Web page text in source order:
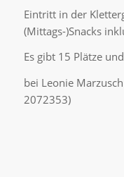
Eintritt in der
(Mittags-)Snacks
Es gibt 15 Plätze
bei Leonie
2072353)